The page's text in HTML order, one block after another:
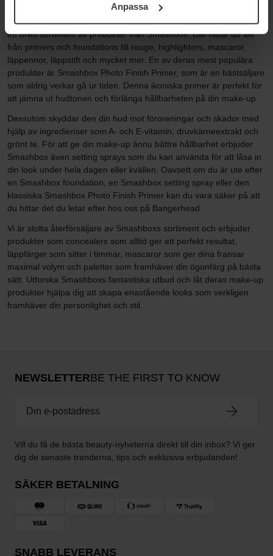
samt vår Integritetspolicy.Anpassa
Smashbox primer När du besöker Bangerhead kan du upptäcka
ett brett sortiment av produkter från Smashbox. Där hittar du allt
från primers och foundations till rouge, highlighters, mascaror,
läppennor, läppstift och mycket mer. En av deras mest populära
produkter är Smashbox Photo Finish Primer, som är en bästsäljare
som aldrig verkar gå ur tiden. Denna ikoniska primer är perfekt för
att jämna ut hudtonen och förlänga hållbarheten på din make-up.
Dessutom skyddar den din hud mot föroreningar och skador med
hjälp av ingredienser som A- och E-vitamin, druvkärneextrakt och
grönt te. För att ge din make-up ännu bättre hållbarhet erbjuder
Smashbox även setting sprays som du kan använda för att låsa in
din look under hela dagen eller kvällen. Oavsett om du är ute efter
en Smashbox foundation, en Smashbox setting spray eller den
klassiska Smashbox Photo Finish Primer kan du vara säker på att
du hittar det du letar efter hos oss på Bangerhead.
Vi är stolta återförsäljare av Smashboxs sortiment och erbjuder
produkter som concealers som alltid ger ett perfekt resultat,
läppfärger som sitter i timmar, mascaror som ger dina fransar
maximal volym och paletter som framhäver din ögonfärg på bästa
sätt. Utforska Smashboxs fantastiska utbud och låt deras make-up
produkter hjälpa dig att skapa enastående looks som verkligen
framhäver din personlighet och stil.
NEWSLETTERBE THE FIRST TO KNOW
Vill du få de bästa beauty-nyheterna direkt till din inbox? Vi ger
dig de senaste trenderna, tips och exklusiva erbjudanden!
SÄKER BETALNING
SNABB LEVERANS